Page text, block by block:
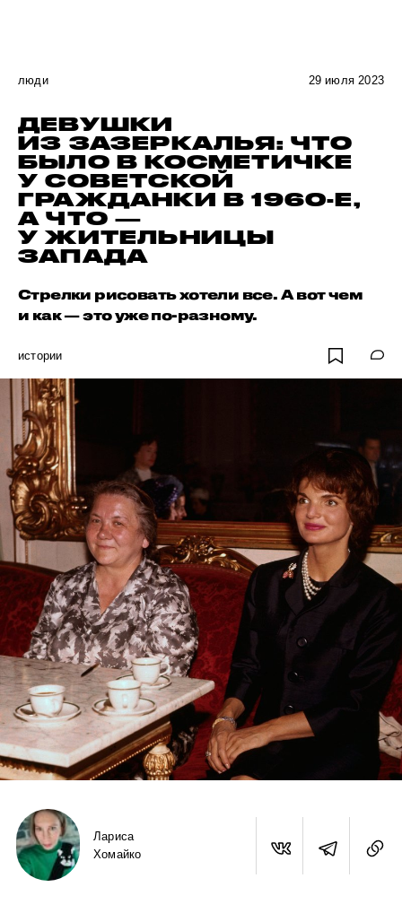
люди 29 июля 2023
ДЕВУШКИ
ИЗ ЗАЗЕРКАЛЬЯ: ЧТО
БЫЛО В КОСМЕТИЧКЕ
У СОВЕТСКОЙ
ГРАЖДАНКИ В 1960-Е,
А ЧТО —
У ЖИТЕЛЬНИЦЫ
ЗАПАДА
Стрелки рисовать хотели все. А вот чем
и как — это уже по-разному.
истории
Лариса
Хомайко